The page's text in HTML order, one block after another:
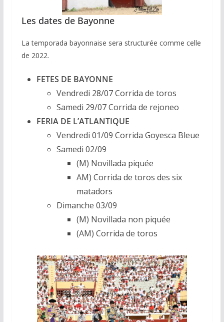
Les dates de Bayonne
La temporada bayonnaise sera structurée comme celle
de 2022.
FETES DE BAYONNE
Vendredi 28/07 Corrida de toros
Samedi 29/07 Corrida de rejoneo
FERIA DE L’ATLANTIQUE
Vendredi 01/09 Corrida Goyesca Bleue
Samedi 02/09
(M) Novillada piquée
AM) Corrida de toros des six
matadors
Dimanche 03/09
(M) Novillada non piquée
(AM) Corrida de toros